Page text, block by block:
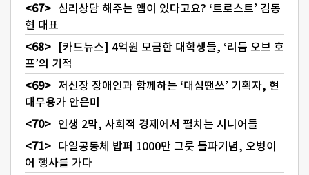
심리상담 해주는 앱이 있다고요? ‘트로스트’ 김동
현 대표
[카드뉴스] 4억원 모금한 대학생들, ‘리듬 오브 호
프’의 기적
저신장 장애인과 함께하는 ‘대심땐쓰’ 기획자, 현
대무용가 안은미
인생 2막, 사회적 경제에서 펼치는 시니어들
다일공동체 밥퍼 1000만 그릇 돌파기념, 오병이
어 행사를 가다